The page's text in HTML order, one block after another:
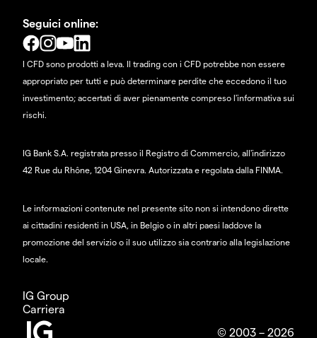
Seguici online:
I CFD sono prodotti a leva. Il trading con i CFD potrebbe non essere
appropriato per tutti e può determinare perdite che eccedono il tuo
investimento; accertati di aver pienamente compreso l'informativa sui
rischi.
IG Bank S.A. registrata presso il Registro di Commercio, all'indirizzo
42 Rue du Rhône, 1204 Ginevra. Autorizzata e regolata dalla FINMA.
Le informazioni contenute nel presente sito non si intendono dirette
ai cittadini residenti in USA, in Belgio o in altri paesi laddove la
promozione del servizio o il suo utilizzo sia contrario alla legislazione
locale.
IG Group
Carriera
© 2003 – 2026